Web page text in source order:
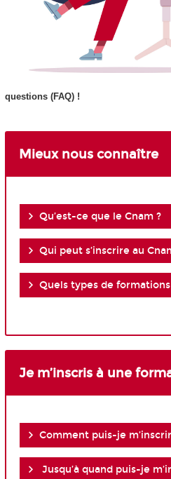
questions (FAQ) !
Mieux nous connaître
Qu’est-ce que le Cnam ?
Qui peut s’inscrire au
Quels types de
Je m’inscris à une
Comment puis-je
Jusqu’à quand puis-je